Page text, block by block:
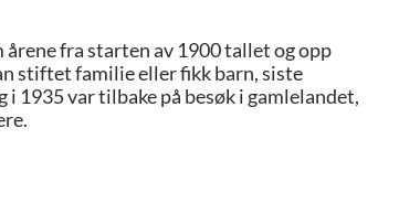
fra starten av 1900 tallet og opp
stiftet familie eller fikk barn, siste
1935 var tilbake på besøk i gamlelandet,